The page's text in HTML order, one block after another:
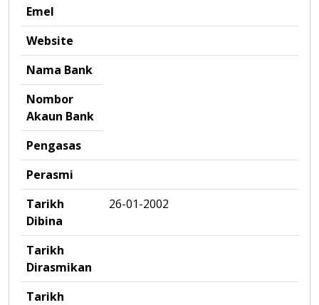
Emel
Website
Nama Bank
Nombor
Akaun Bank
Pengasas
Perasmi
Tarikh
Dibina
26-01-2002
Tarikh
Dirasmikan
Tarikh